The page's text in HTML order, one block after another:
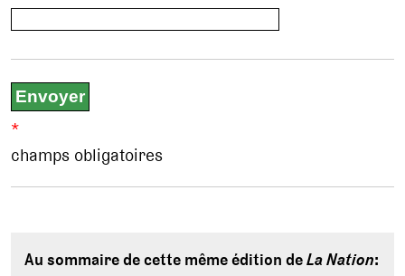
*
champs obligatoires
Au sommaire de cette même édition deLa Nation: